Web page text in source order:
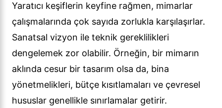
Yaratıcı keşiflerin keyfine rağmen, mimarlar
çalışmalarında çok sayıda zorlukla karşılaşırlar.
Sanatsal vizyon ile teknik gereklilikleri
dengelemek zor olabilir. Örneğin, bir mimarın
aklında cesur bir tasarım olsa da, bina
yönetmelikleri, bütçe kısıtlamaları ve çevresel
hususlar genellikle sınırlamalar getirir.